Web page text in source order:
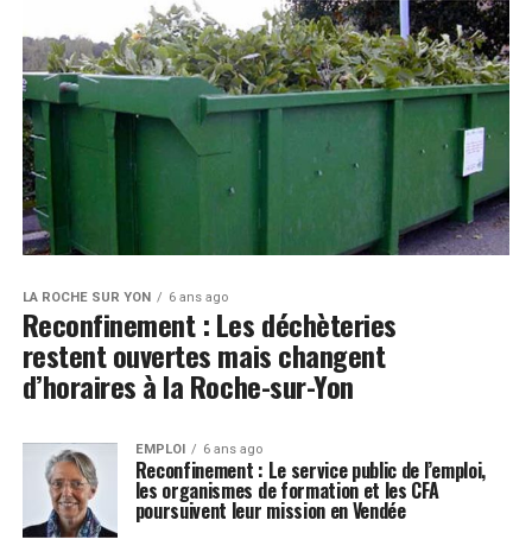
LA ROCHE SUR YON 6 ans ago
Reconfinement : Les déchèteries
restent ouvertes mais changent
d’horaires à la Roche-sur-Yon
EMPLOI 6 ans ago
Reconfinement : Le service public de l’emploi,
les organismes de formation et les CFA
poursuivent leur mission en Vendée